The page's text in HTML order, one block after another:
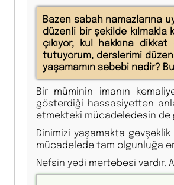
Bazen sabah namazlarına
düzenli bir şekilde kılmakla
çıkıyor, kul hakkına
tutuyorum, derslerimi
yaşamamın sebebi nedir?
Bir müminin imanın
gösterdiği hassasiyetten
etmekteki mücadeledesin de
Dinimizi yaşamakta
mücadelede tam olgunluğa
Nefsin yedi mertebesi vardır.